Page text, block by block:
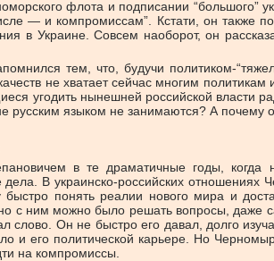
флота и подписании
— и компромиссам”. Кстати, он также
в Украине. Совсем наоборот, он
тем, что, будучи политиком-
не хватает сейчас многим
угодить нынешней российской
русским языком не занимаются? А
в те драматичные годы,
дела. В украинско-российских
понять реалии нового мира и
с ним можно было решать вопросы,
слово. Он не быстро его давал, долго
и его политической карьере. Но
на компромиссы.